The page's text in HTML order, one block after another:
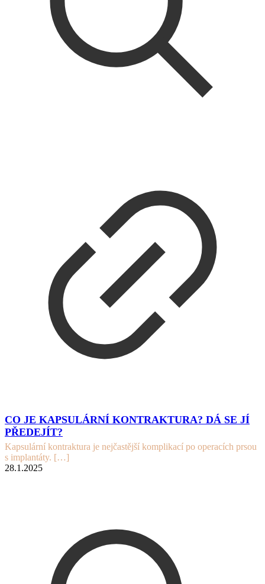
CO JE KAPSULÁRNÍ KONTRAKTURA? DÁ SE JÍ
PŘEDEJÍT?
Kapsulární kontraktura je nejčastější komplikací po operacích prsou
s implantáty. […]
28.1.2025